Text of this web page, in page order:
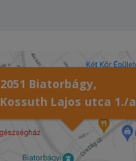
2051 Biatorbágy,
Kossuth Lajos utca 1./a